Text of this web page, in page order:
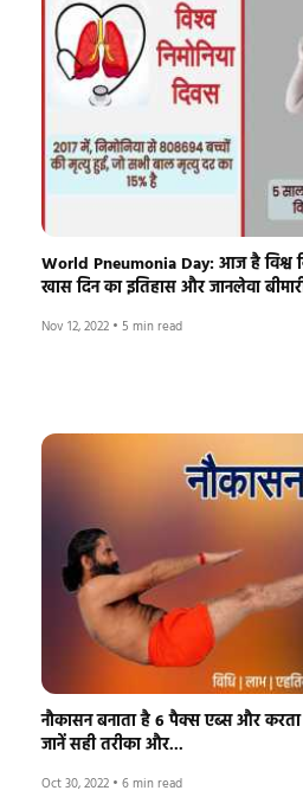
World Pneumonia Day: आज है विश्व
खास दिन का इतिहास और जानलेवा
Nov 12, 2022 • 5 min read
नौकासन बनाता है 6 पैक्स एब्स और
जानें सही तरीका और...
Oct 30, 2022 • 6 min read